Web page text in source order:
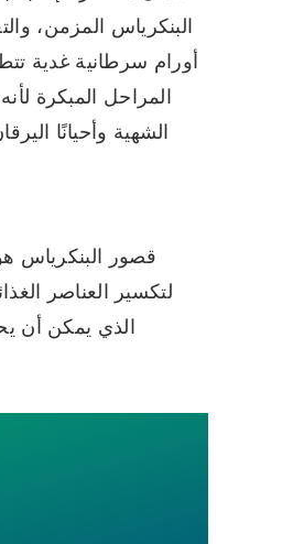
أورام سرطانية غدية
المراحل المبكرة
الشهية وأحيانًا
قصور البنكرياس
لتكسير العناصر
الذي يمكن أن